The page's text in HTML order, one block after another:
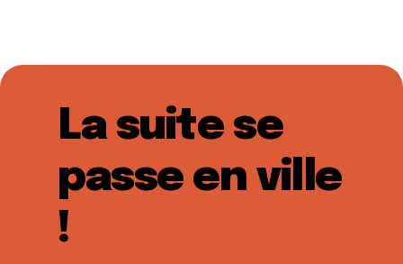
La suite se
passe en ville
!